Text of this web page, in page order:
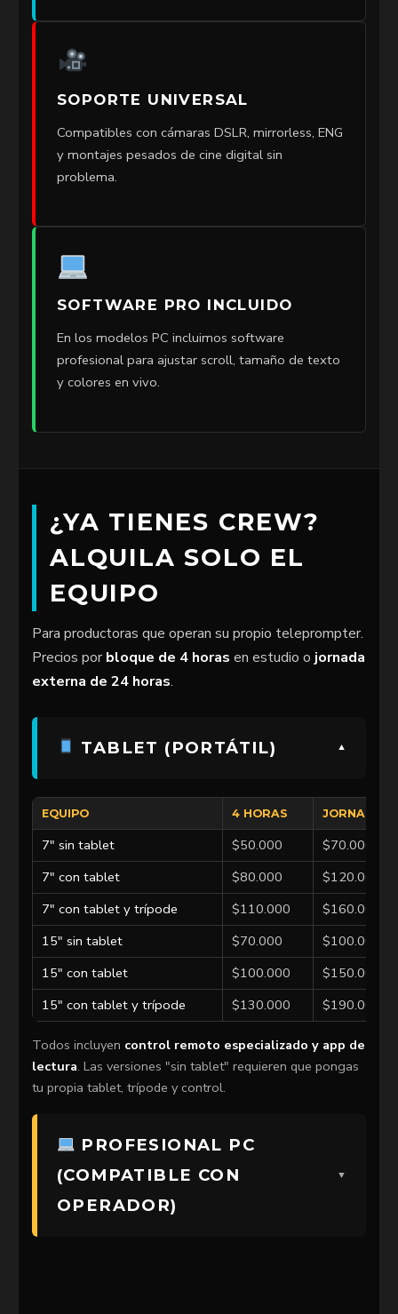
SOPORTE UNIVERSAL
Compatibles con cámaras DSLR, mirrorless, ENG
y montajes pesados de cine digital sin
problema.
SOFTWARE PRO INCLUIDO
En los modelos PC incluimos software
profesional para ajustar scroll, tamaño de texto
y colores en vivo.
¿YA TIENES CREW?
ALQUILA SOLO EL
EQUIPO
Para productoras que operan su propio teleprompter.
Precios por bloque de 4 horas en estudio o jornada
externa de 24 horas.
TABLET (PORTÁTIL)
EQUIPO 4 HORAS JORNADA
7″ sin tablet $50.000
$70.000
7″ con tablet
$80.000
$120.000
7″ con tablet y trípode
$110.000
$160.000
15″ sin tablet
$70.000
$100.000
15″ con tablet
$100.000
$150.000
15″ con tablet y trípode
$130.000 $190.000
Todos incluyen control remoto especializado y app de
lectura. Las versiones "sin tablet" requieren que pongas
tu propia tablet, trípode y control.
PROFESIONAL PC
(COMPATIBLE CON
OPERADOR)